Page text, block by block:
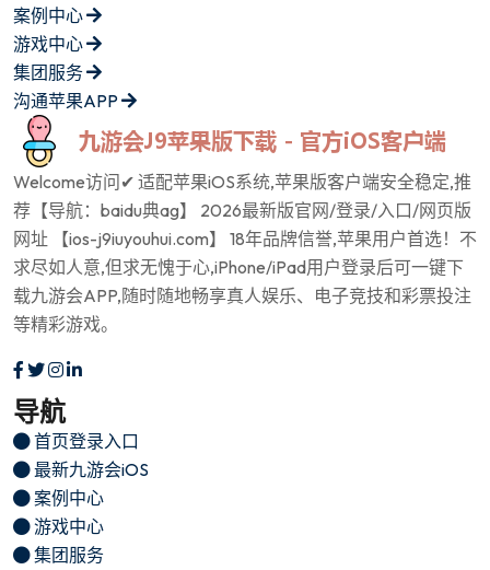
案例中心
游戏中心
集团服务
沟通苹果APP
Welcome访问✔ 适配苹果iOS系统,苹果版客户端安全稳定,推
荐【导航：baidu典ag】 2026最新版官网/登录/入口/网页版
网址 【ios-j9iuyouhui.com】 18年品牌信誉,苹果用户首选！不
求尽如人意,但求无愧于心,iPhone/iPad用户登录后可一键下
载九游会APP,随时随地畅享真人娱乐、电子竞技和彩票投注
等精彩游戏。
导航
首页登录入口
最新九游会iOS
案例中心
游戏中心
集团服务